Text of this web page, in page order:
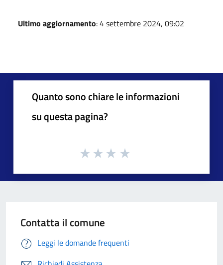
Ultimo aggiornamento: 4 settembre 2024, 09:02
Quanto sono chiare le informazioni
su questa pagina?
Contatta il comune
Leggi le domande frequenti